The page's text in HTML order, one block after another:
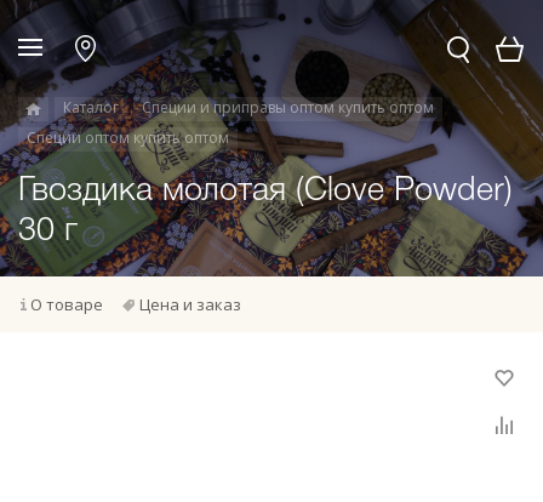
Каталог
Специи и приправы оптом купить оптом
Специи оптом купить оптом
Гвоздика молотая (Clove Powder)
30 г
О товаре Цена и заказ